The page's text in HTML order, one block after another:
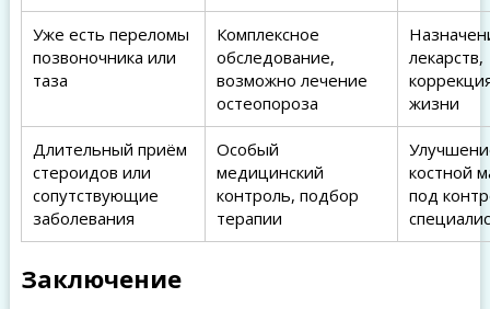
Уже есть переломы
позвоночника или
таза
Комплексное
обследование,
возможно лечение
остеопороза
лекарств,
жизни
Длительный приём
стероидов или
сопутствующие
заболевания
Особый
медицинский
контроль, подбор
терапии
костной
под
Заключение